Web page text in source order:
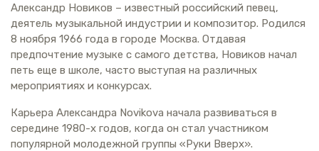
Александр Новиков – известный российский певец,
деятель музыкальной индустрии и композитор. Родился
8 ноября 1966 года в городе Москва. Отдавая
предпочтение музыке с самого детства, Новиков начал
петь еще в школе, часто выступая на различных
мероприятиях и конкурсах.
Карьера Александра Novikovа начала развиваться в
середине 1980-х годов, когда он стал участником
популярной молодежной группы «Руки Вверх».